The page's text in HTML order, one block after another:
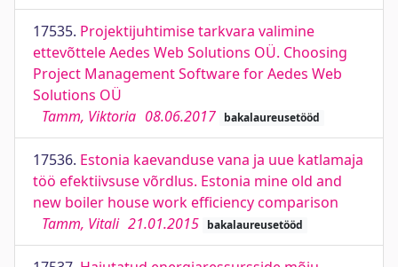
17535. Projektijuhtimise tarkvara valimine
ettevõttele Aedes Web Solutions OÜ. Choosing
Project Management Software for Aedes Web
Solutions OÜ
Tamm, Viktoria 08.06.2017 bakalaureusetööd
17536. Estonia kaevanduse vana ja uue katlamaja
töö efektiivsuse võrdlus. Estonia mine old and
new boiler house work efficiency comparison
Tamm, Vitali 21.01.2015 bakalaureusetööd